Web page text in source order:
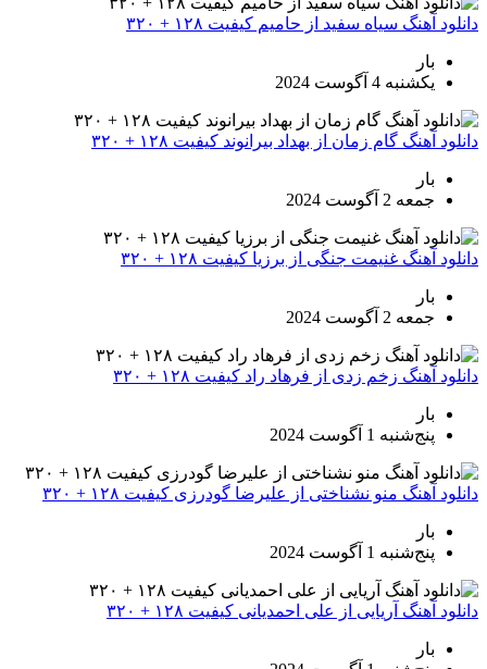
دانلود آهنگ سیاه سفید از حامیم کیفیت ۱۲۸ + ۳۲۰
بار
یکشنبه 4 آگوست 2024
دانلود آهنگ گام زمان از بهداد بیرانوند کیفیت ۱۲۸ + ۳۲۰
بار
جمعه 2 آگوست 2024
دانلود آهنگ غنیمت جنگی از برزیا کیفیت ۱۲۸ + ۳۲۰
بار
جمعه 2 آگوست 2024
دانلود آهنگ زخم زدی از فرهاد راد کیفیت ۱۲۸ + ۳۲۰
بار
پنج‌شنبه 1 آگوست 2024
دانلود آهنگ منو نشناختی از علیرضا گودرزی کیفیت ۱۲۸ + ۳۲۰
بار
پنج‌شنبه 1 آگوست 2024
دانلود آهنگ آریایی از علی احمدیانی کیفیت ۱۲۸ + ۳۲۰
بار